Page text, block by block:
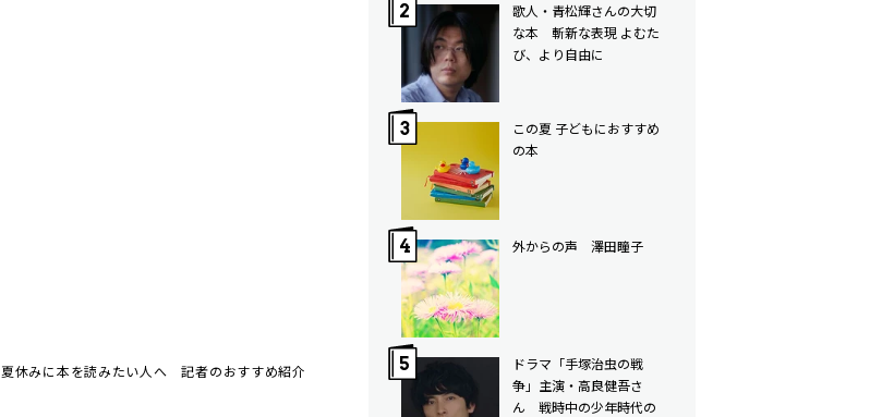
夏休みに本を読みたい人へ 記者のおすすめ紹介
歌人・青松輝さんの大切
な本 斬新な表現 よむた
び、より自由に
この夏 子どもにおすすめ
の本
外からの声 澤田瞳子
ドラマ「手塚治虫の戦
争」主演・高良健吾さ
ん 戦時中の少年時代の